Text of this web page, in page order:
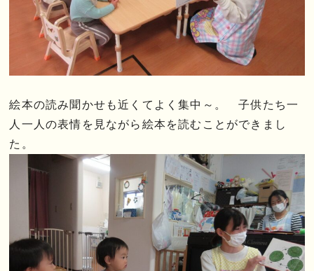
絵本の読み聞かせも近くてよく集中～。 子供たち一
人一人の表情を見ながら絵本を読むことができまし
た。